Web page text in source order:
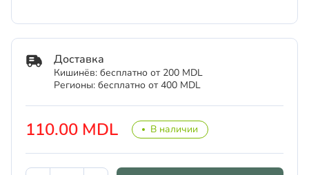
110.00 MDL В наличии
Доставка
Кишинёв: бесплатно от 200 MDL
Регионы: бесплатно от 400 MDL